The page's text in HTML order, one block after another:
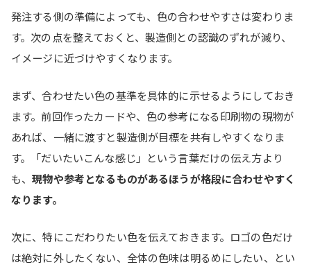
発注する側の準備によっても、色の合わせやすさは変わりま
す。次の点を整えておくと、製造側との認識のずれが減り、
イメージに近づけやすくなります。
まず、合わせたい色の基準を具体的に示せるようにしておき
ます。前回作ったカードや、色の参考になる印刷物の現物が
あれば、一緒に渡すと製造側が目標を共有しやすくなりま
す。「だいたいこんな感じ」という言葉だけの伝え方より
も、現物や参考となるものがあるほうが格段に合わせやすく
なります。
次に、特にこだわりたい色を伝えておきます。ロゴの色だけ
は絶対に外したくない、全体の色味は明るめにしたい、とい